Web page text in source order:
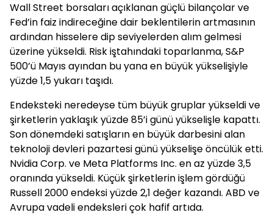
Wall Street borsaları açıklanan güçlü bilançolar ve
Fed’in faiz indireceğine dair beklentilerin artmasının
ardından hisselere dip seviyelerden alım gelmesi
üzerine yükseldi. Risk iştahındaki toparlanma, S&P
500’ü Mayıs ayından bu yana en büyük yükselişiyle
yüzde 1,5 yukarı taşıdı.
Endeksteki neredeyse tüm büyük gruplar yükseldi ve
şirketlerin yaklaşık yüzde 85’i günü yükselişle kapattı.
Son dönemdeki satışların en büyük darbesini alan
teknoloji devleri pazartesi günü yükselişe öncülük etti.
Nvidia Corp. ve Meta Platforms Inc. en az yüzde 3,5
oranında yükseldi. Küçük şirketlerin işlem gördüğü
Russell 2000 endeksi yüzde 2,1 değer kazandı. ABD ve
Avrupa vadeli endeksleri çok hafif artıda.